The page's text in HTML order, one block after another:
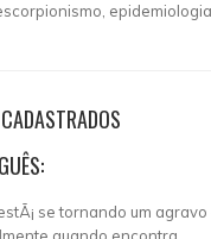
CADASTRADOS
se tornando um agravo